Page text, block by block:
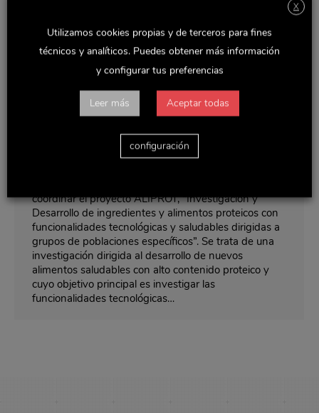
Delaviuda Alimentación coordina el
proyecto ALIPROT
PorDelaviuda marzo 1, 2016
coordinar el proyecto ALIPROT, “Investigación y
Desarrollo de ingredientes y alimentos proteicos con
funcionalidades tecnológicas y saludables dirigidas a
grupos de poblaciones específicos”. Se trata de una
investigación dirigida al desarrollo de nuevos
alimentos saludables con alto contenido proteico y
cuyo objetivo principal es investigar las
funcionalidades tecnológicas…
X
Utilizamos cookies propias y de terceros para fines
técnicos y analíticos. Puedes obtener más información
y configurar tus preferencias
Leer más Aceptar todas
configuración